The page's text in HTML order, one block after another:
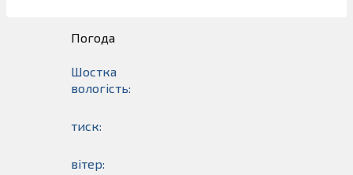
Погода
Шостка
вологість:
тиск:
вітер: